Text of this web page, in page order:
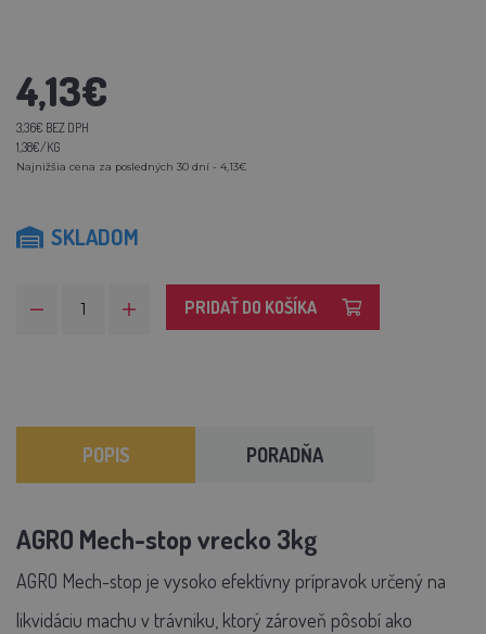
4,13€
3,36€ BEZ DPH
1,38€/KG
Najnižšia cena za posledných 30 dní - 4,13€
SKLADOM
PRIDAŤ DO KOŠÍKA
POPIS PORADŇA
AGRO Mech-stop vrecko 3kg
AGRO Mech-stop je vysoko efektívny prípravok určený na
likvidáciu machu v trávniku, ktorý zároveň pôsobí ako